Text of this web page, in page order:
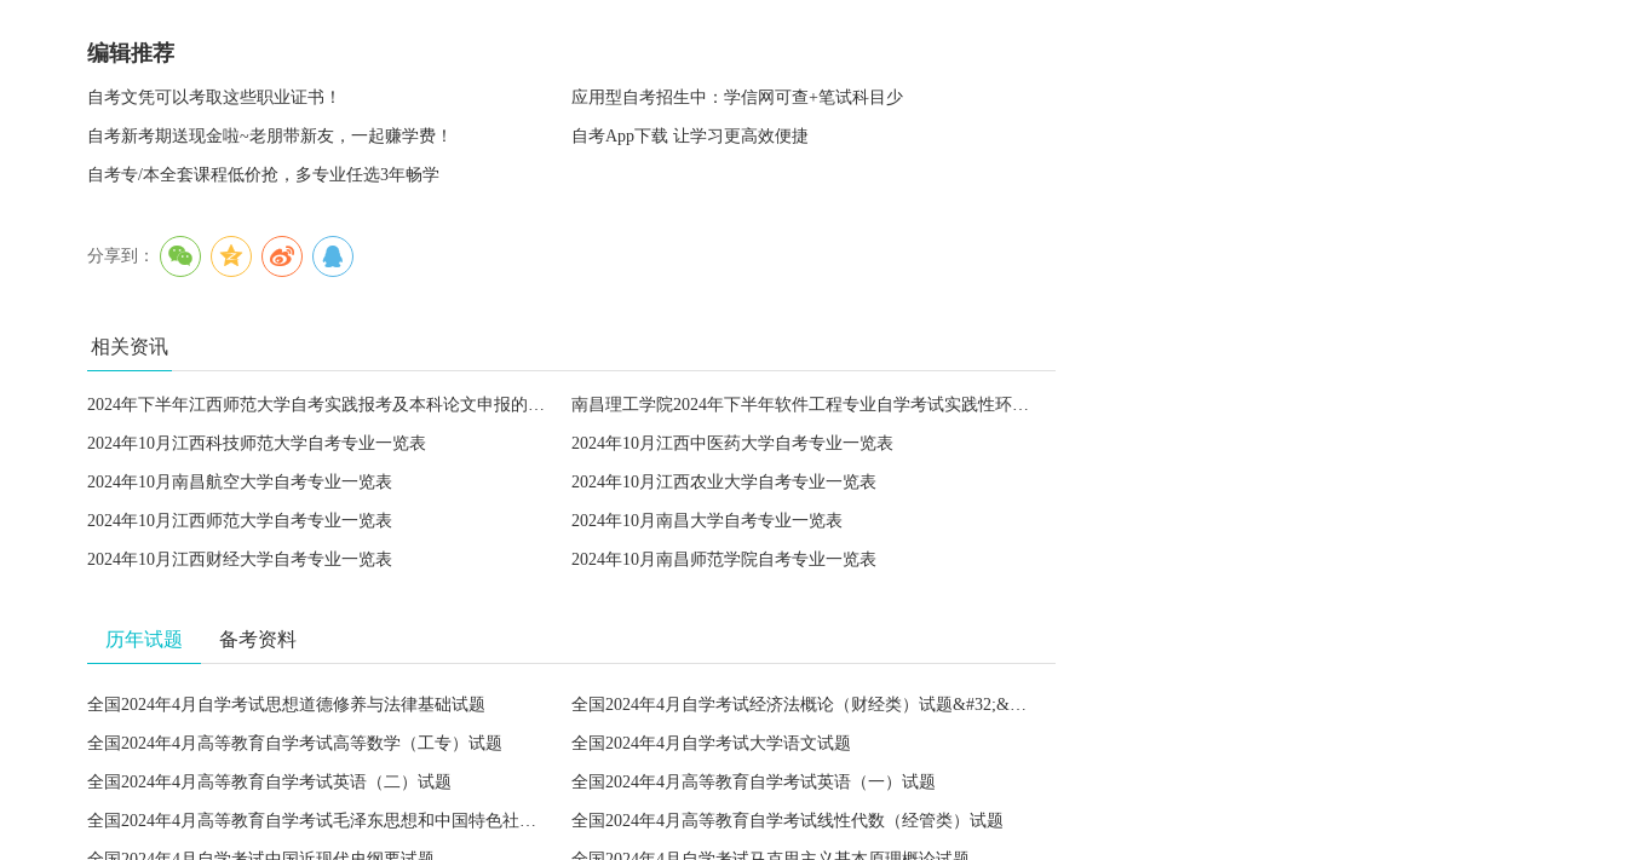
编辑推荐
自考文凭可以考取这些职业证书！ 应用型自考招生中：学信网可查+笔试科目少
自考新考期送现金啦~老朋带新友，一起赚学费！ 自考App下载 让学习更高效便捷
自考专/本全套课程低价抢，多专业任选3年畅学
分享到：
相关资讯
2024年下半年江西师范大学自考实践报考及本科论文申报的通知 南昌理工学院2024年下半年软件工程专业自学考试实践性环节报考和毕业论文申报通知
2024年10月江西科技师范大学自考专业一览表 2024年10月江西中医药大学自考专业一览表
2024年10月南昌航空大学自考专业一览表 2024年10月江西农业大学自考专业一览表
2024年10月江西师范大学自考专业一览表 2024年10月南昌大学自考专业一览表
2024年10月江西财经大学自考专业一览表 2024年10月南昌师范学院自考专业一览表
历年试题 备考资料
全国2024年4月自学考试思想道德修养与法律基础试题 全国2024年4月自学考试经济法概论（财经类）试题&#32;&#32;
全国2024年4月高等教育自学考试高等数学（工专）试题 全国2024年4月自学考试大学语文试题
全国2024年4月高等教育自学考试英语（二）试题 全国2024年4月高等教育自学考试英语（一）试题
全国2024年4月高等教育自学考试毛泽东思想和中国特色社会主义理论体系概论试题 全国2024年4月高等教育自学考试线性代数（经管类）试题